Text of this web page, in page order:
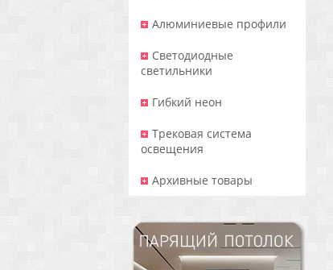
Алюминиевые профили
Светодиодные
светильники
Гибкий неон
Трековая система
освещения
Архивные товары